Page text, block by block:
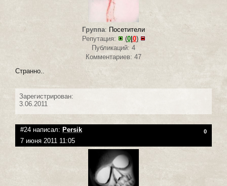
Группа: Посетители
Репутация:
(0| 0)
Публикаций: 4
Комментариев: 47
Странно..
Зарегистрирован:
3.06.2011
#24 написал: Persik 0
7 июня 2011 11:05